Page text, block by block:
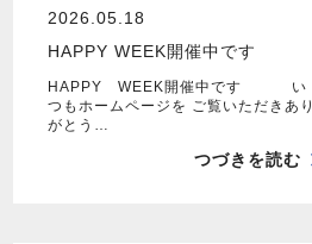
2026.05.18
HAPPY WEEK開催中です
HAPPY WEEK開催中です い
つもホームページを ご覧いただきあり
がとう…
つづきを読む